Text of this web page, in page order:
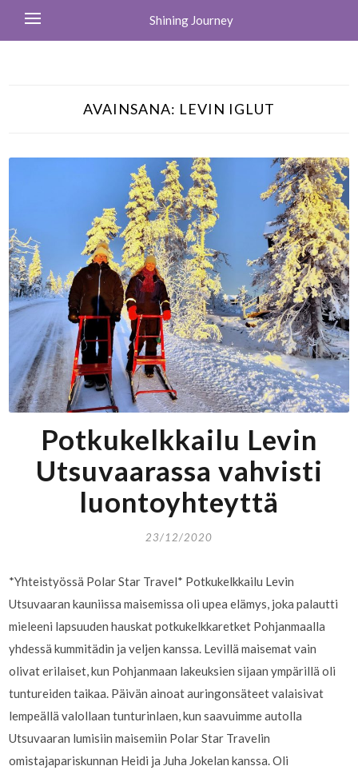
Shining Journey
AVAINSANA: LEVIN IGLUT
Potkukelkkailu Levin
Utsuvaarassa vahvisti
luontoyhteyttä
23/12/2020
*Yhteistyössä Polar Star Travel* Potkukelkkailu Levin
Utsuvaaran kauniissa maisemissa oli upea elämys, joka palautti
mieleeni lapsuuden hauskat potkukelkkaretket Pohjanmaalla
yhdessä kummitädin ja veljen kanssa. Levillä maisemat vain
olivat erilaiset, kun Pohjanmaan lakeuksien sijaan ympärillä oli
tuntureiden taikaa. Päivän ainoat auringonsäteet valaisivat
lempeällä valollaan tunturinlaen, kun saavuimme autolla
Utsuvaaran lumisiin maisemiin Polar Star Travelin
omistajapariskunnan Heidi ja Juha Jokelan kanssa. Oli